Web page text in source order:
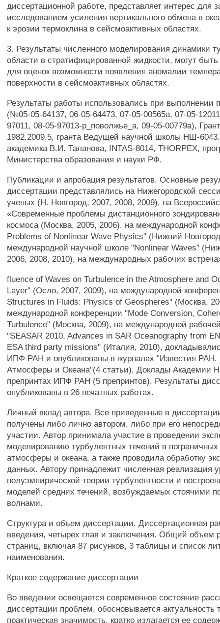
диссертационной работе, представляет интерес для
исследованием усиления вертикального обмена в
к эрозии термоклина в сейсмоактивных областях.
3. Результаты численного моделирования динамики
области в стратифицированной жидкости, могут
для оценок возможности появления аномалии
поверхности в сейсмоактивных областях.
Результаты работы использовались при выполнении
(№05-05-64137, 06-05-64473, 07-05-00565а, 07-05-
97011, 08-05-97013-р_поволжье_а, 09-05-00779а),
1982.2009.5, гранта Ведущей научной школы НШ-
академика В.И. Таланова, INTAS-8014, THORPEX,
Министерства образования и науки РФ.
Публикации и апробация результатов. Основные
диссертации представлялись на Нижегородской
ученых (Н. Новгород, 2007, 2008, 2009), на
«Современные проблемы дистанционного
космоса (Москва, 2005, 2006), на международной
Problems of Nonlinear Wave Physics" (Нижний
международной научной школе "Nonlinear Waves"
2006, 2008, 2010), на международных рабочих
fluence of Waves on Turbulence in the Atmosphere and
Layer" (Осло, 2007, 2009), на международной
Structures in Fluids: Physics of Geospheres" (Москва,
международной конференции "Mode Conversion,
Turbulence" (Москва, 2009), на международной
"SEASAR 2010, Advances in SAR Oceanography from
ESA third party missions" (Италия, 2010),
ИПФ РАН и опубликованы в журналах "Известия РАН.
Атмосферы и Океана"(4 статьи), Доклады Академии
препринтах ИПФ РАН (5 препринтов). Результаты
опубликованы в 26 печатных работах.
Личный вклад автора. Все приведенные в
получены либо лично автором, либо при его
участии. Автор принимала участие в проведении
моделированию турбулентных течений в
атмосферы и океана, а также проводила обработку
данных. Автору принадлежит численная реализация
полуэмпирической теории турбулентности и
моделей средних течений, возбуждаемых стоячими
волнами.
Структура и объем диссертации. Диссертационная
введения, четырех глав и заключения. Общий объем
страниц, включая 87 рисунков, 3 таблицы и список
наименования.
Краткое содержание диссертации
Во введении освещается современное состояние
диссертации проблем, обосновывается
практическая значимость, кратко излагается ее